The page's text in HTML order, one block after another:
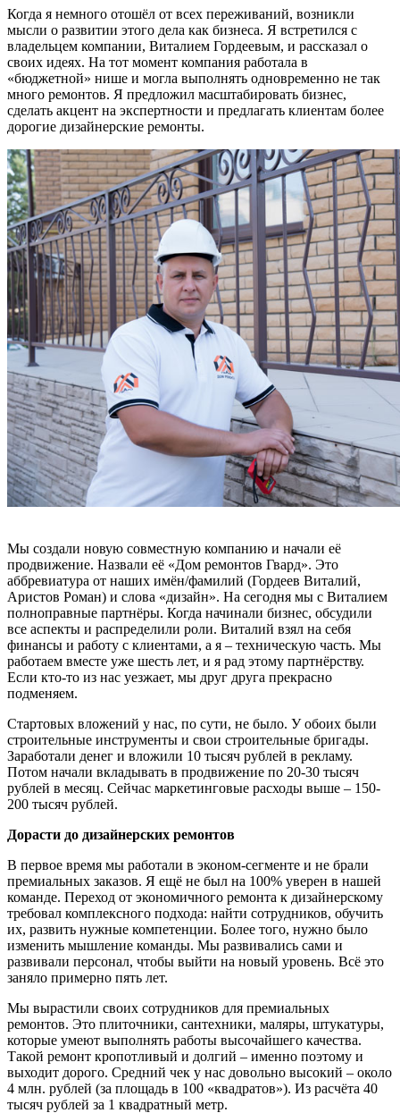
Когда я немного отошёл от всех переживаний, возникли
мысли о развитии этого дела как бизнеса. Я встретился с
владельцем компании, Виталием Гордеевым, и рассказал о
своих идеях. На тот момент компания работала в
«бюджетной» нише и могла выполнять одновременно не так
много ремонтов. Я предложил масштабировать бизнес,
сделать акцент на экспертности и предлагать клиентам более
дорогие дизайнерские ремонты.
Мы создали новую совместную компанию и начали её
продвижение. Назвали её «Дом ремонтов Гвард». Это
аббревиатура от наших имён/фамилий (Гордеев Виталий,
Аристов Роман) и слова «дизайн». На сегодня мы с Виталием
полноправные партнёры. Когда начинали бизнес, обсудили
все аспекты и распределили роли. Виталий взял на себя
финансы и работу с клиентами, а я – техническую часть. Мы
работаем вместе уже шесть лет, и я рад этому партнёрству.
Если кто-то из нас уезжает, мы друг друга прекрасно
подменяем.
Стартовых вложений у нас, по сути, не было. У обоих были
строительные инструменты и свои строительные бригады.
Заработали денег и вложили 10 тысяч рублей в рекламу.
Потом начали вкладывать в продвижение по 20-30 тысяч
рублей в месяц. Сейчас маркетинговые расходы выше – 150-
200 тысяч рублей.
Дорасти до дизайнерских ремонтов
В первое время мы работали в эконом-сегменте и не брали
премиальных заказов. Я ещё не был на 100% уверен в нашей
команде. Переход от экономичного ремонта к дизайнерскому
требовал комплексного подхода: найти сотрудников, обучить
их, развить нужные компетенции. Более того, нужно было
изменить мышление команды. Мы развивались сами и
развивали персонал, чтобы выйти на новый уровень. Всё это
заняло примерно пять лет.
Мы вырастили своих сотрудников для премиальных
ремонтов. Это плиточники, сантехники, маляры, штукатуры,
которые умеют выполнять работы высочайшего качества.
Такой ремонт кропотливый и долгий – именно поэтому и
выходит дорого. Средний чек у нас довольно высокий – около
4 млн. рублей (за площадь в 100 «квадратов»). Из расчёта 40
тысяч рублей за 1 квадратный метр.